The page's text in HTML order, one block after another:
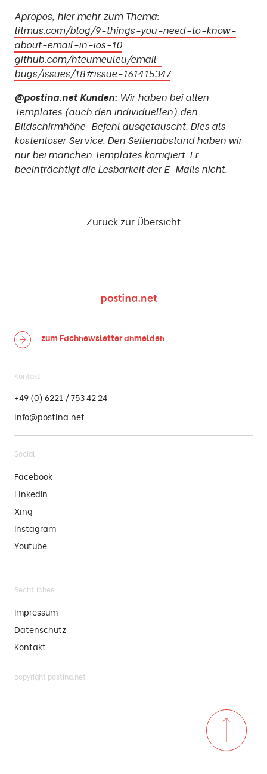
Apropos, hier mehr zum Thema:
litmus.com/blog/9-things-you-need-to-know-
about-email-in-ios-10
github.com/hteumeuleu/email-
bugs/issues/18#issue-161415347
@postina.net Kunden: Wir haben bei allen
Templates (auch den individuellen) den
Bildschirmhöhe-Befehl ausgetauscht. Dies als
kostenloser Service. Den Seitenabstand haben wir
nur bei manchen Templates korrigiert. Er
beeinträchtigt die Lesbarkeit der E-Mails nicht.
Zurück zur Übersicht
zum Fachnewsletteranmelden
Kontakt
+49 (0) 6221 / 753 42 24
info@postina.net
Social
Facebook
LinkedIn
Xing
Instagram
Youtube
Rechtliches
Impressum
Datenschutz
Kontakt
copyright postina.net